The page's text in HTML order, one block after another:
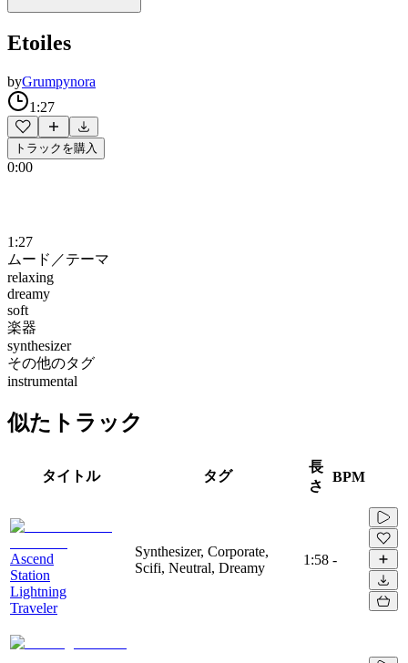
Etoiles
byGrumpynora
1:27
トラックを購入
0:00
1:27
ムード／テーマ
relaxing
dreamy
soft
楽器
synthesizer
その他のタグ
instrumental
似たトラック
タイトル タグ
長
さ
BPM
Ascend
Station
Lightning
Traveler
Synthesizer, Corporate,
Scifi, Neutral, Dreamy
1:58 -